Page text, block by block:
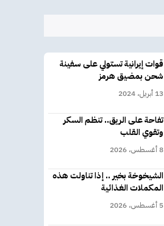
قوات إيرانية تستولي على سفينة
شحن بمضيق هرمز
13 أبريل، 2024
تفاحة على الريق.. تنظم السكر
وتقوي القلب
8 أغسطس، 2026
الشيخوخة بخير .. إذا تناولت هذه
المكملات الغذائية
5 أغسطس، 2026